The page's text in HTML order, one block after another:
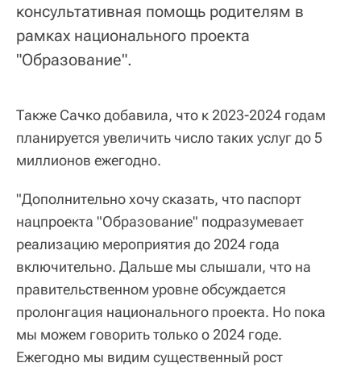
консультативная помощь родителям в
рамках национального проекта
"Образование".
Также Сачко добавила, что к 2023-2024 годам
планируется увеличить число таких услуг до 5
миллионов ежегодно.
"Дополнительно хочу сказать, что паспорт
нацпроекта "Образование" подразумевает
реализацию мероприятия до 2024 года
включительно. Дальше мы слышали, что на
правительственном уровне обсуждается
пролонгация национального проекта. Но пока
мы можем говорить только о 2024 годе.
Ежегодно мы видим существенный рост